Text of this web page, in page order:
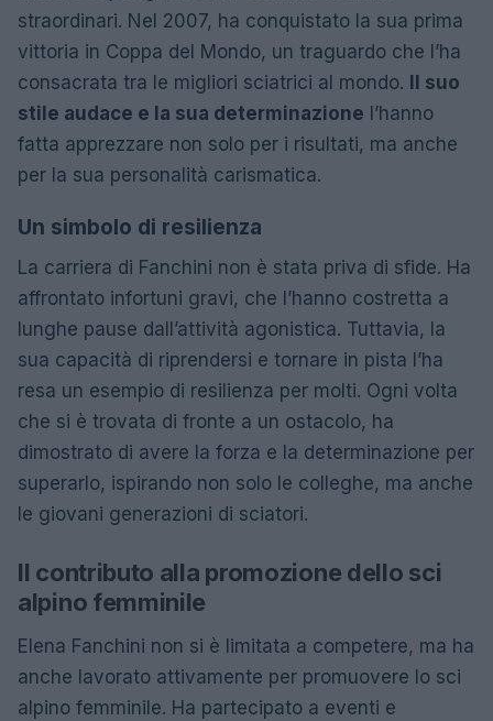
straordinari. Nel 2007, ha conquistato la sua prima
vittoria in Coppa del Mondo, un traguardo che l’ha
consacrata tra le migliori sciatrici al mondo. Il suo
stile audace e la sua determinazione l’hanno
fatta apprezzare non solo per i risultati, ma anche
per la sua personalità carismatica.
Un simbolo di resilienza
La carriera di Fanchini non è stata priva di sfide. Ha
affrontato infortuni gravi, che l’hanno costretta a
lunghe pause dall’attività agonistica. Tuttavia, la
sua capacità di riprendersi e tornare in pista l’ha
resa un esempio di resilienza per molti. Ogni volta
che si è trovata di fronte a un ostacolo, ha
dimostrato di avere la forza e la determinazione per
superarlo, ispirando non solo le colleghe, ma anche
le giovani generazioni di sciatori.
Il contributo alla promozione dello sci
alpino femminile
Elena Fanchini non si è limitata a competere, ma ha
anche lavorato attivamente per promuovere lo sci
alpino femminile. Ha partecipato a eventi e